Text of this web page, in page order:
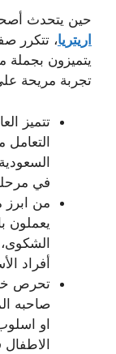
حين يتحدث
اريتريا، تتكرر
يتميزون
تجربة مريحة
تتميز
التعامل
في
من ابرز
يعملون
أفراد
تحرص
صاحبه
او
الاطفال